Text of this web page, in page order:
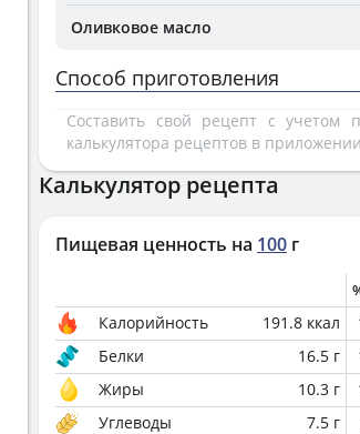
Оливковое масло
Способ приготовления
Составить свой рецепт с
калькулятора рецептов в приложении
Калькулятор рецепта
Пищевая ценность на 100 г
Калорийность 191.8 ккал
Белки
16.5 г
Жиры
10.3 г
Углеводы
7.5 г